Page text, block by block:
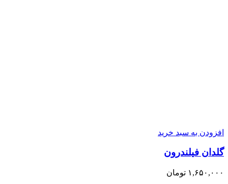
افزودن به سبد خرید
گلدان فیلندرون
۱,۶۵۰,۰۰۰ تومان